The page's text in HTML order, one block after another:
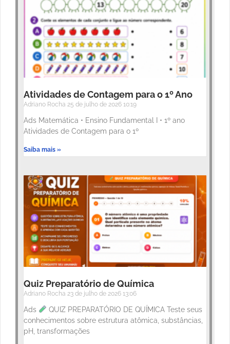
Atividades de Contagem para o 1º Ano
Adriano Rocha 25 de julho de 2026 10:19
Ads Matemática • Ensino Fundamental I • 1º ano
Atividades de Contagem para o 1º
Saiba mais »
Quiz Preparatório de Química
Adriano Rocha 23 de julho de 2026 13:06
Ads
QUIZ PREPARATÓRIO DE QUÍMICA Teste seus
conhecimentos sobre estrutura atômica, substâncias,
pH, transformações